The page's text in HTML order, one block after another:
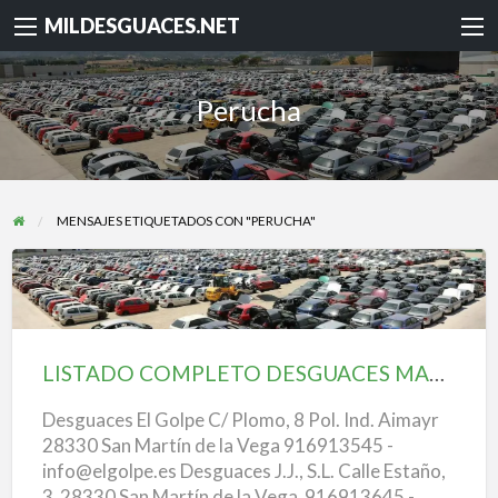
MILDESGUACES.NET
Perucha
MENSAJES ETIQUETADOS CON "PERUCHA"
LISTADO
COMPLETO
DESGUACES
LISTADO COMPLETO DESGUACES MADRID
Desguaces El Golpe C/ Plomo, 8 Pol. Ind. Aimayr
28330 San Martín de la Vega 916913545 -
info@elgolpe.es Desguaces J.J., S.L. Calle Estaño,